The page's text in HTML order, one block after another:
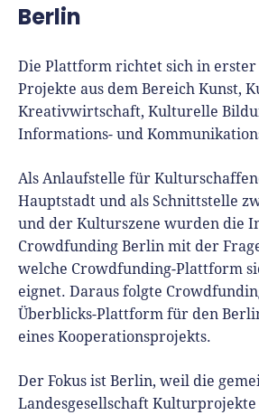
Berlin
Die Plattform richtet sich in
Projekte aus dem Bereich Kunst,
Kreativwirtschaft, Kulturelle
Informations- und
Als Anlaufstelle für
Hauptstadt und als Schnittstelle
und der Kulturszene wurden die
Crowdfunding Berlin mit der
welche Crowdfunding-Plattform
eignet. Daraus folgte
Überblicks-Plattform für den
eines Kooperationsprojekts.
Der Fokus ist Berlin, weil die
Landesgesellschaft